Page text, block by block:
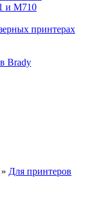
и M710
принтерах
Brady
» Для принтеров